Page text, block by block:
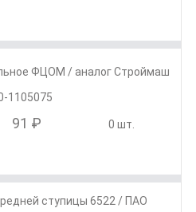
ФЦОМ / аналог Строймаш
1105075
91 ₽ 0 шт.
ступицы 6522 / ПАО